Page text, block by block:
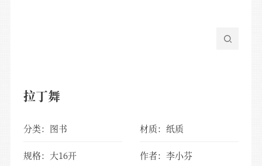
拉丁舞
分类：图书 材质：纸质
规格：大16开 作者：李小芬